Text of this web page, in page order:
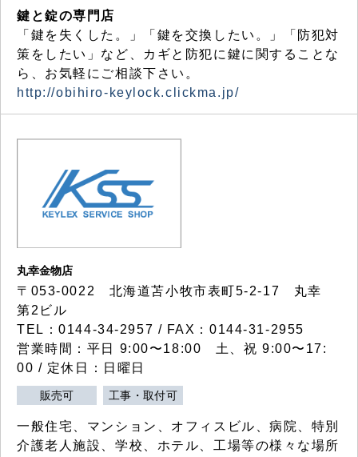
鍵と錠の専門店
「鍵を失くした。」「鍵を交換したい。」「防犯対
策をしたい」など、カギと防犯に鍵に関することな
ら、お気軽にご相談下さい。
http://obihiro-keylock.clickma.jp/
丸幸金物店
〒053-0022 北海道苫小牧市表町5-2-17 丸幸
第2ビル
TEL：0144-34-2957 / FAX：0144-31-2955
営業時間：平日 9:00〜18:00 土、祝 9:00〜17:
00 / 定休日：日曜日
販売可 工事・取付可
一般住宅、マンション、オフィスビル、病院、特別
介護老人施設、学校、ホテル、工場等の様々な場所